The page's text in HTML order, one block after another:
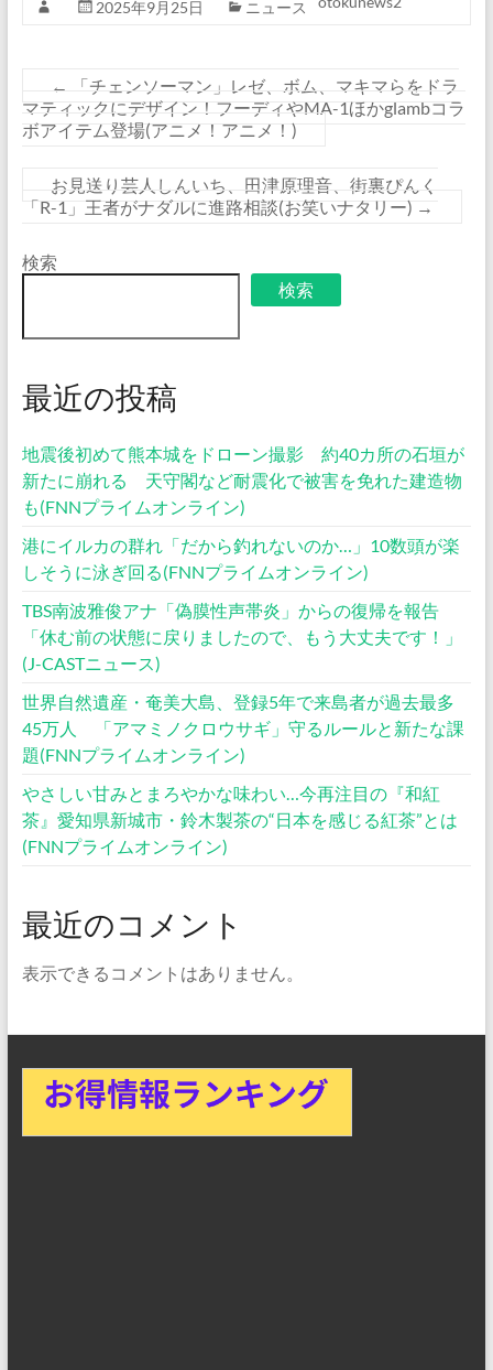
2025年9月25日 ニュース
←
「チェンソーマン」レゼ、ボム、マキマらをドラ
マティックにデザイン！フーディやMA-1ほかglambコラ
ボアイテム登場(アニメ！アニメ！)
お見送り芸人しんいち、田津原理音、街裏ぴんく
「R-1」王者がナダルに進路相談(お笑いナタリー) →
検索
検索
最近の投稿
地震後初めて熊本城をドローン撮影 約40カ所の石垣が
新たに崩れる 天守閣など耐震化で被害を免れた建造物
も(FNNプライムオンライン)
港にイルカの群れ「だから釣れないのか…」10数頭が楽
しそうに泳ぎ回る(FNNプライムオンライン)
TBS南波雅俊アナ「偽膜性声帯炎」からの復帰を報告
「休む前の状態に戻りましたので、もう大丈夫です！」
(J-CASTニュース)
世界自然遺産・奄美大島、登録5年で来島者が過去最多
45万人 「アマミノクロウサギ」守るルールと新たな課
題(FNNプライムオンライン)
やさしい甘みとまろやかな味わい…今再注目の『和紅
茶』愛知県新城市・鈴木製茶の“日本を感じる紅茶”とは
(FNNプライムオンライン)
最近のコメント
表示できるコメントはありません。